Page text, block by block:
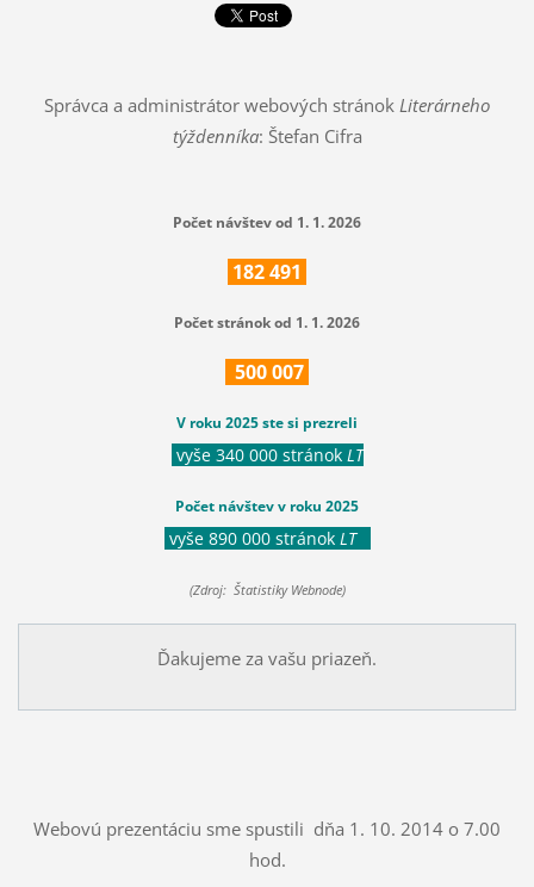
Správca a administrátor webových stránok Literárneho
týždenníka: Štefan Cifra
Počet návštev od 1. 1. 2026
182491
Počet stránok od 1. 1. 2026
500007
V roku 2025 ste si prezreli
vyše 340 000 stránok LT
Počet návštev v roku 2025
vyše 890 000 stránok LT
(Zdroj: Štatistiky Webnode)
Ďakujeme za vašu priazeň.
Webovú prezentáciu sme spustili dňa 1. 10. 2014 o 7.00
hod.